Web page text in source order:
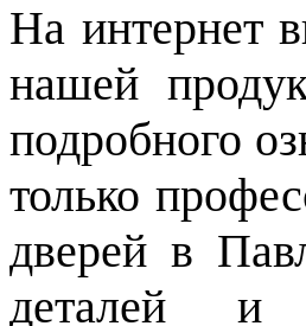
На интернет
нашей
подробного
только
дверей в
деталей и